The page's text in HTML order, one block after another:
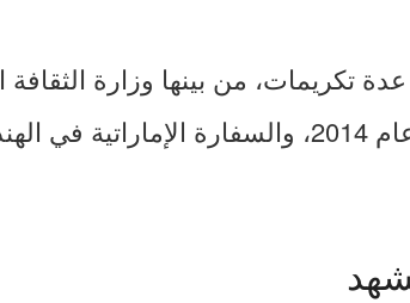
2017.